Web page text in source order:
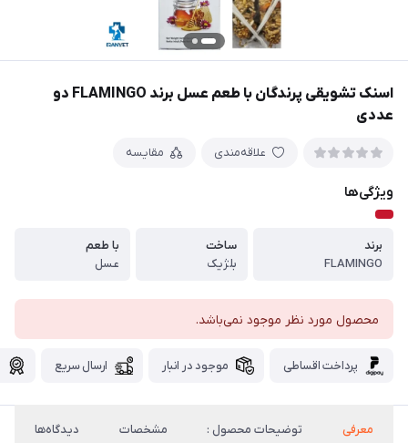
اسنک تشویقی پرندگان با طعم عسل برند FLAMINGO دو
عددی
علاقه‌مندی مقایسه
ویژگی‌ها
برند
FLAMINGO
ساخت
بلژیک
با طعم
عسل
محصول مورد نظر موجود نمی‌باشد.
پرداخت اقساطی موجود در انبار ارسال سریع
معرفی توضیحات محصول : مشخصات دیدگاه‌ها